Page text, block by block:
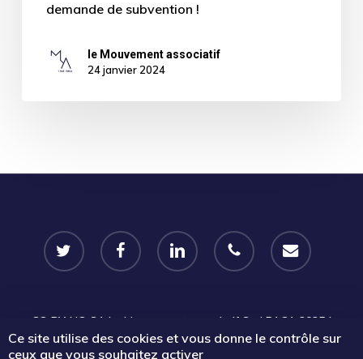
demande de subvention !
le Mouvement associatif
24 janvier 2024
twitter facebook linkedin phone email
CC-BY-NC-SA Le Mouvement associatif Sud PACA 2025 |
Certains droits réservés |Mentions légales| Politique de
Ce site utilise des cookies et vous donne le contrôle sur
ceux que vous souhaitez activer